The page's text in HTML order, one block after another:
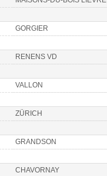
GORGIER
RENENS VD
VALLON
ZÜRICH
GRANDSON
CHAVORNAY